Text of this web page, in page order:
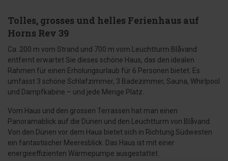
Tolles, grosses und helles Ferienhaus auf
Horns Rev 39
Ca. 200 m vom Strand und 700 m vom Leuchtturm Blåvand
entfernt erwartet Sie dieses schöne Haus, das den idealen
Rahmen für einen Erholungsurlaub für 6 Personen bietet. Es
umfasst 3 schöne Schlafzimmer, 3 Badezimmer, Sauna, Whirlpool
und Dampfkabine – und jede Menge Platz.
Vom Haus und den grossen Terrassen hat man einen
Panoramablick auf die Dünen und den Leuchtturm von Blåvand.
Von den Dünen vor dem Haus bietet sich in Richtung Südwesten
ein fantastischer Meeresblick. Das Haus ist mit einer
energieeffizienten Wärmepumpe ausgestattet.